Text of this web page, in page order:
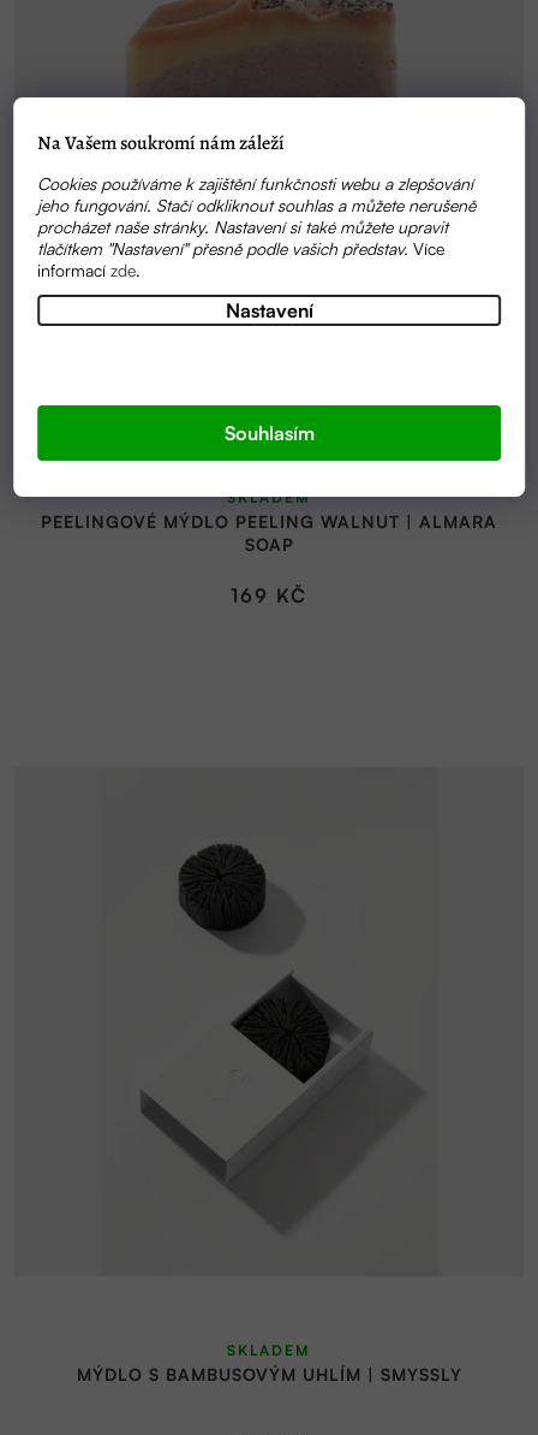
Na Vašem soukromí nám záleží
Cookies používáme k zajištění funkčnosti webu a zlepšování
jeho fungování. Stačí odkliknout souhlas a můžete nerušeně
procházet naše stránky. Nastavení si také můžete upravit
tlačítkem "Nastavení" přesně podle vašich představ.Více
informacízde.
Nastavení
Souhlasím
PEELINGOVÉ MÝDLO PEELING WALNUT | ALMARA
SOAP
SKLADEM
169 KČ
MÝDLO S BAMBUSOVÝM UHLÍM | SMYSSLY
SKLADEM